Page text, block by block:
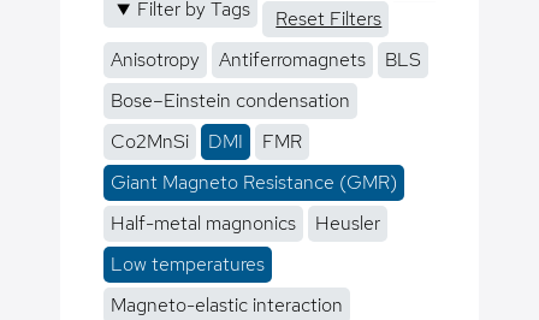
Filter by Tags
Reset Filters
Anisotropy
Antiferromagnets
BLS
Bose–Einstein condensation
Co2MnSi
DMI
FMR
Giant Magneto Resistance (GMR)
Half-metal magnonics
Heusler
Low temperatures
Magneto-elastic interaction